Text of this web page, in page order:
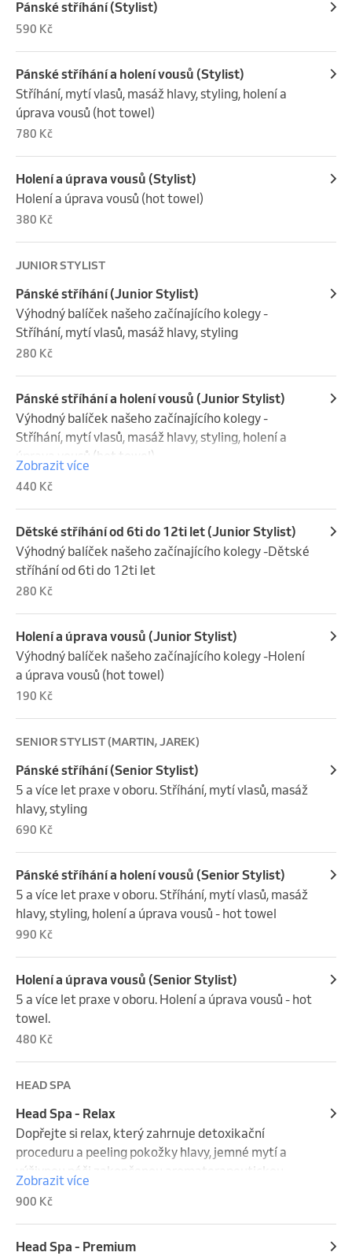
Pánské stříhání (Stylist)
590 Kč
Pánské stříhání a holení vousů (Stylist)
Stříhání, mytí vlasů, masáž hlavy, styling, holení a
úprava vousů (hot towel)
780 Kč
Holení a úprava vousů (Stylist)
Holení a úprava vousů (hot towel)
380 Kč
JUNIOR STYLIST
Pánské stříhání (Junior Stylist)
Výhodný balíček našeho začínajícího kolegy -
Stříhání, mytí vlasů, masáž hlavy, styling
280 Kč
Pánské stříhání a holení vousů (Junior Stylist)
Výhodný balíček našeho začínajícího kolegy -
Stříhání, mytí vlasů, masáž hlavy, styling, holení a
úprava vousů (hot towel)
Zobrazit více
440 Kč
Dětské stříhání od 6ti do 12ti let (Junior Stylist)
Výhodný balíček našeho začínajícího kolegy -Dětské
stříhání od 6ti do 12ti let
280 Kč
Holení a úprava vousů (Junior Stylist)
Výhodný balíček našeho začínajícího kolegy -Holení
a úprava vousů (hot towel)
190 Kč
SENIOR STYLIST (MARTIN, JAREK)
Pánské stříhání (Senior Stylist)
5 a více let praxe v oboru. Stříhání, mytí vlasů, masáž
hlavy, styling
690 Kč
Pánské stříhání a holení vousů (Senior Stylist)
5 a více let praxe v oboru. Stříhání, mytí vlasů, masáž
hlavy, styling, holení a úprava vousů - hot towel
990 Kč
Holení a úprava vousů (Senior Stylist)
5 a více let praxe v oboru. Holení a úprava vousů - hot
towel.
480 Kč
HEAD SPA
Head Spa - Relax
Dopřejte si relax, který zahrnuje detoxikační
proceduru a peeling pokožky hlavy, jemné mytí a
výživnou péči zakončenou aromaterapeutickou
masáží .Na závěr profesionální foukání s důrazem na
přirozený vzhled vlasů.
Určené hlavně pro ty, co hledají relax a odpočinek.
Zobrazit více
900 Kč
Head Spa - Premium